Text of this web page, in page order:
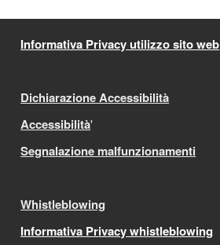
Informativa Privacy utilizzo sito web
Dichiarazione Accessibilità
Accessibilità'
Segnalazione malfunzionamenti
Whistleblowing
Informativa Privacy whistleblowing